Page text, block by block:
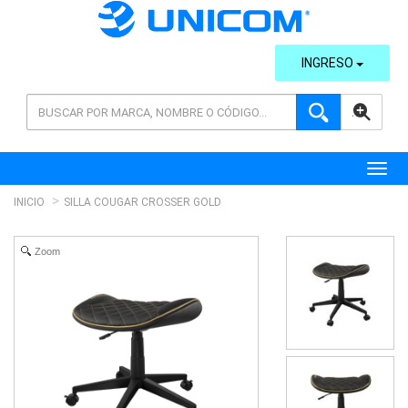
AVANZADA
INGRESO
INICIO SILLA COUGAR CROSSER GOLD
Zoom